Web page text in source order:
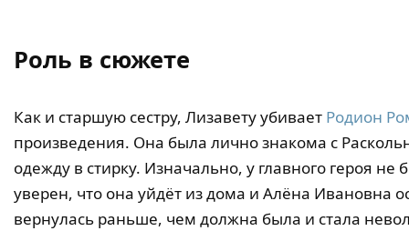
Роль в сюжете
Как и старшую сестру, Лизавету убивает Родион
произведения. Она была лично знакома с
одежду в стирку. Изначально, у главного героя
уверен, что она уйдёт из дома и Алёна Ивановна
вернулась раньше, чем должна была и стала